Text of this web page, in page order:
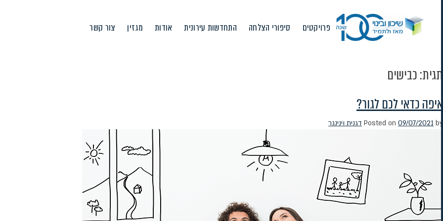
content
פרויקטים סיפורי הצלחה התחדשות עירונית אודות מגזין צור קשר
תגית:כבישים
איפה כדאי לכם לגור?
Posted on 09/07/2021 by דגנית וינינגר